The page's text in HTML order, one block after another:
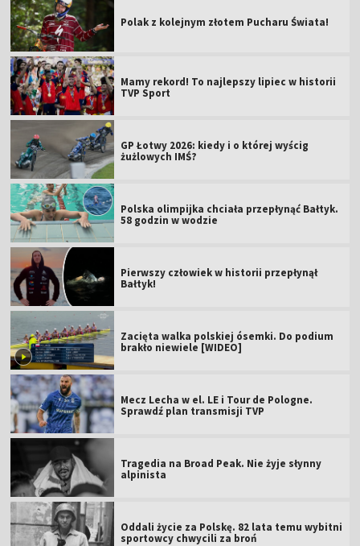
Polak z kolejnym złotem Pucharu Świata!
Mamy rekord! To najlepszy lipiec w historii
TVP Sport
GP Łotwy 2026: kiedy i o której wyścig
żużlowych IMŚ?
Polska olimpijka chciała przepłynąć Bałtyk.
58 godzin w wodzie
Pierwszy człowiek w historii przepłynął
Bałtyk!
Zacięta walka polskiej ósemki. Do podium
brakło niewiele [WIDEO]
Mecz Lecha w el. LE i Tour de Pologne.
Sprawdź plan transmisji TVP
Tragedia na Broad Peak. Nie żyje słynny
alpinista
Oddali życie za Polskę. 82 lata temu wybitni
sportowcy chwycili za broń